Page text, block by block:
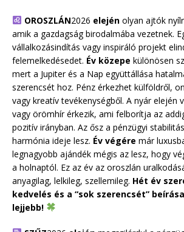
OROSZLÁN2026 elejénolyan ajtók
amik a gazdagság birodalmába vezetnek.
vállalkozásindítás vagy inspiráló projekt
felemelkedésedet. Év közepe különösen
mert a Jupiter és a Nap együttállása
szerencsét hoz. Pénz érkezhet külföldről,
vagy kreatív tevékenységből. A nyár elején
vagy örömhír érkezik, ami felborítja az
pozitív irányban. Az ősz a pénzügyi
harmónia ideje lesz. Év végére már
legnagyobb ajándék mégis az lesz, hogy
a holnaptól. Ez az év az oroszlán
anyagilag, lelkileg, szellemileg. Hét év
kedvelés és a “sok szerencsét”
lejjebb!